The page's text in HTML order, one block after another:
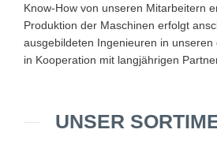
Know-How von unseren Mitarbeitern
Produktion der Maschinen erfolgt
ausgebildeten Ingenieuren in
in Kooperation mit langjährigen
UNSER